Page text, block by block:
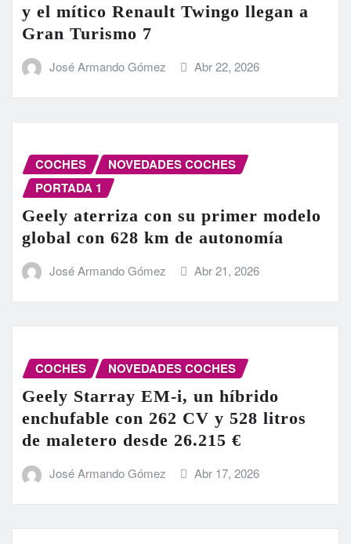
y el mítico Renault Twingo llegan a
Gran Turismo 7
José Armando Gómez Abr 22, 2026
COCHES
NOVEDADES COCHES
PORTADA 1
Geely aterriza con su primer modelo
global con 628 km de autonomía
José Armando Gómez Abr 21, 2026
COCHES NOVEDADES COCHES
Geely Starray EM-i, un híbrido
enchufable con 262 CV y 528 litros
de maletero desde 26.215 €
José Armando Gómez Abr 17, 2026